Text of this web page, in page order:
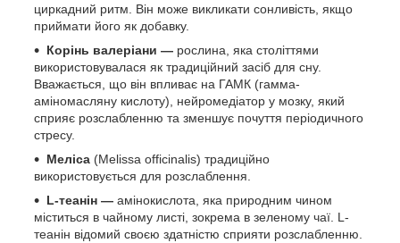
циркадний ритм. Він може викликати сонливість, якщо
приймати його як добавку.
Корінь валеріани — рослина, яка століттями
використовувалася як традиційний засіб для сну.
Вважається, що він впливає на ГАМК (гамма-
аміномасляну кислоту), нейромедіатор у мозку, який
сприяє розслабленню та зменшує почуття періодичного
стресу.
Меліса (Melissa officinalis) традиційно
використовується для розслаблення.
L-теанін — амінокислота, яка природним чином
міститься в чайному листі, зокрема в зеленому чаї. L-
теанін відомий своєю здатністю сприяти розслабленню.